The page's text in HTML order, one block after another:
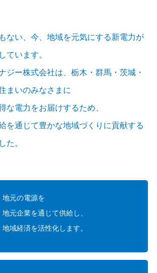
ない、今、地域を元気にする新電力が
ています。
ジー株式会社は、栃木・群馬・茨城・
まいのみなさまに
な電力をお届けするため、
を通じて豊かな地域づくりに貢献する
た。
地元の電源を
地元企業を通じて供給し、
地域経済を活性化します。